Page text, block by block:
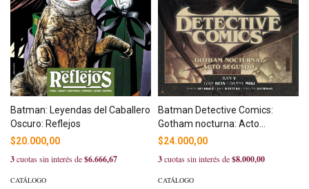
Batman: Leyendas del Caballero
Oscuro: Reflejos
$20.000,00
3cuotas sin interés de$6.666,67
CATÁLOGO
Batman Detective Comics:
Gotham nocturna: Acto
segundo
$24.000,00
3cuotas sin interés de$8.000,00
CATÁLOGO